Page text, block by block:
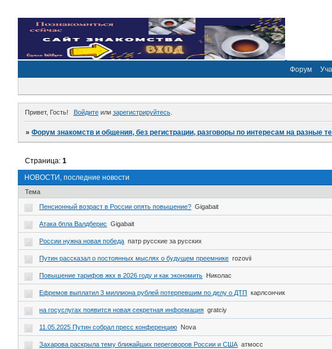
Форум
Привет, Гость! Войдитеили зарегистрируйтесь.
»Форум знакомств и общения, без регистрации, разговоры по интересам на разные
НОВОСТИ, последние новости
Страница:1
Тема
Пенсионный возраст в России опять повышение? Gigabait
Атака бпла Валдберис Gigabait
России нужна новая победа патр русские за русских
Путин рассказал о постоянных мыслях о будущем преемнике rozovii
Повышение тарифов жкх в 2026 году и как экономить Николас
Ефремов выплатил 3 миллиона рублей потерпевшим по делу о ДТП карлсончик
на госуслугах появится новая секретная информация gratciy
11.05.2025 Путин собрал пресс конференцию Nova
Захарова раскрыла тему ближайших переговоров России и США атмосс